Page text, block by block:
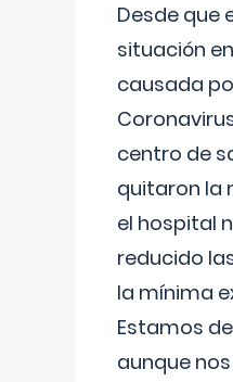
Desde que
situación
causada
centro de
quitaron la
el hospital
reducido
la mínima
Estamos
aunque